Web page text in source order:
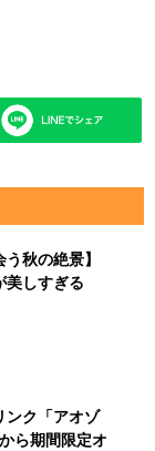
秋の絶景】
美しすぎる
ンク「アオゾ
ら期間限定オ